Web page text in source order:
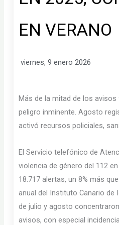
EN VERANO
viernes, 9 enero 2026
Más de la mitad de los
peligro inminente. Agosto
activó recursos policiales,
El Servicio telefónico de
violencia de género del 112
18.717 alertas, un 8% más
anual del Instituto Canario de
de julio y agosto
avisos, con especial